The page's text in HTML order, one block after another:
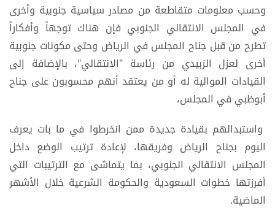
وحسب معلومات متقاطعة من مصادر سياسية جنوبية وأخرى
في المجلس الانتقالي الجنوبي فإن هناك توجهاً وأفكاراً
تطرح من قبل جناح المجلس في الرياض وحتى مكونات جنوبية
أخرى لعزل الزبيدي من رئاسة "الانتقالي"، بالإضافة إلى
القيادات الموالية له أو من يعتقد أنهم محسوبون على جناح
أبوظبي في المجلس،
واستبدالهم بقيادة جديدة ممن انخرطوا في ما بات يعرف
اليوم بجناح الرياض وفريقها، لإعادة ترتيب الوضع داخل
المجلس الانتقالي الجنوبي، بما يتماشى مع الترتيبات التي
أفرزتها خطوات السعودية والحكومة الشرعية خلال الأشهر
الماضية.